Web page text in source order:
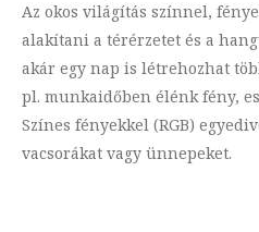
Az okos világítás színnel,
alakítani a térérzetet és a
akár egy nap is létrehozhat
pl. munkaidőben élénk fény,
Színes fényekkel (RGB)
vacsorákat vagy ünnepeket.